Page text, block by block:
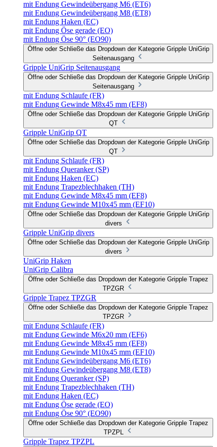
mit Endung Gewindeübergang M6 (ET6)
mit Endung Gewindeübergang M8 (ET8)
mit Endung Haken (EC)
mit Endung Öse gerade (EO)
mit Endung Öse 90° (EO90)
Öffne oder Schließe das Dropdown der Kategorie Gripple UniGrip
Seitenausgang
Gripple UniGrip Seitenausgang
Öffne oder Schließe das Dropdown der Kategorie Gripple UniGrip
Seitenausgang
mit Endung Schlaufe (FR)
mit Endung Gewinde M8x45 mm (EF8)
Öffne oder Schließe das Dropdown der Kategorie Gripple UniGrip
QT
Gripple UniGrip QT
Öffne oder Schließe das Dropdown der Kategorie Gripple UniGrip
QT
mit Endung Schlaufe (FR)
mit Endung Queranker (SP)
mit Endung Haken (EC)
mit Endung Trapezblechhaken (TH)
mit Endung Gewinde M8x45 mm (EF8)
mit Endung Gewinde M10x45 mm (EF10)
Öffne oder Schließe das Dropdown der Kategorie Gripple UniGrip
divers
Gripple UniGrip divers
Öffne oder Schließe das Dropdown der Kategorie Gripple UniGrip
divers
UniGrip Haken
UniGrip Calibra
Öffne oder Schließe das Dropdown der Kategorie Gripple Trapez
TPZGR
Gripple Trapez TPZGR
Öffne oder Schließe das Dropdown der Kategorie Gripple Trapez
TPZGR
mit Endung Schlaufe (FR)
mit Endung Gewinde M6x20 mm (EF6)
mit Endung Gewinde M8x45 mm (EF8)
mit Endung Gewinde M10x45 mm (EF10)
mit Endung Gewindeübergang M6 (ET6)
mit Endung Gewindeübergang M8 (ET8)
mit Endung Queranker (SP)
mit Endung Trapezblechhaken (TH)
mit Endung Haken (EC)
mit Endung Öse gerade (EO)
mit Endung Öse 90° (EO90)
Öffne oder Schließe das Dropdown der Kategorie Gripple Trapez
TPZPL
Gripple Trapez TPZPL